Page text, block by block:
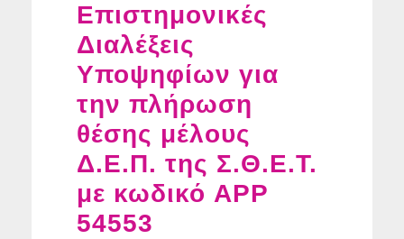
Επιστημονικές
Διαλέξεις
Υποψηφίων για
την πλήρωση
θέσης μέλους
Δ.Ε.Π. της Σ.Θ.Ε.Τ.
με κωδικό APP
54553